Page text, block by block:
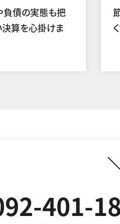
負債の実態も把
決算を心掛けま
401-